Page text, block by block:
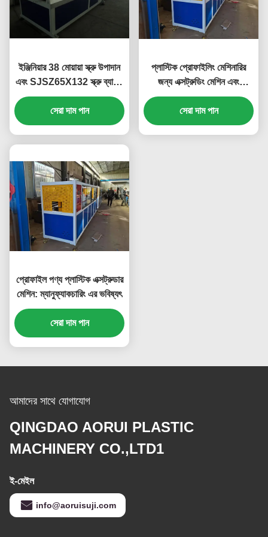
ইঞ্জিনিয়ার 38 মোয়ায়া স্ক্রু উপাদান
এবং SJSZ65X132 স্ক্রু ব্যাসার্ধ
সহ প্লাস্টিক প্রোফাইল এক্সট্রুশন
লাইন সার্ভিস করার অনুমতি দেয়
সেরা দাম পান
প্লাস্টিক প্রোফাইলিং মেশিনারির
জন্য এক্সট্রুডিং মেশিন এবং
ব্যবহারকারী-বান্ধব
সেরা দাম পান
প্রোফাইল পণ্য প্লাস্টিক এক্সট্রুডার
মেশিন: ম্যানুফ্যাকচারিং এর ভবিষ্যৎ
সেরা দাম পান
আমাদের সাথে যোগাযোগ
QINGDAO AORUI PLASTIC
MACHINERY CO.,LTD1
ই-মেইল
info@aoruisuji.com